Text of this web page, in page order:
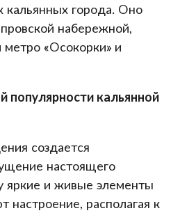
кальянных города. Оно
набережной,
«Осокорки» и
популярности кальянной
создается
настоящего
яркие и живые элементы
настроение, располагая к